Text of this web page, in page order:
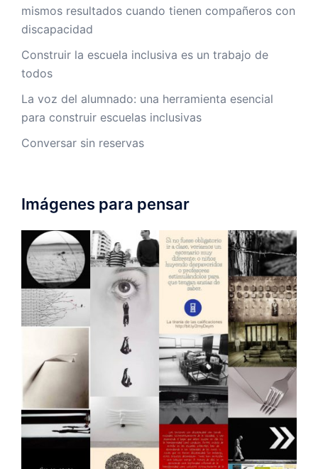
mismos resultados cuando tienen compañeros con
discapacidad
Construir la escuela inclusiva es un trabajo de
todos
La voz del alumnado: una herramienta esencial
para construir escuelas inclusivas
Conversar sin reservas
Imágenes para pensar